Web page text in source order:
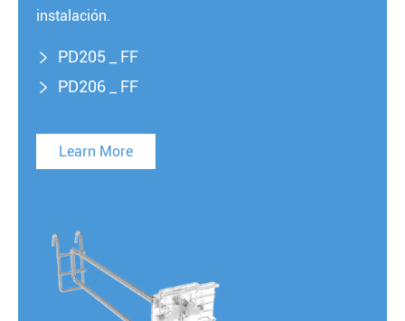
instalación.
 PD205 _ FF
 PD206 _ FF
Learn More